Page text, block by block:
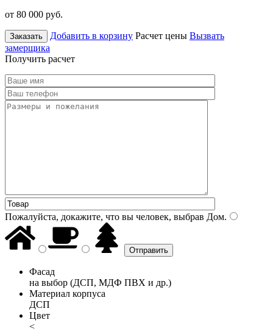
от 80 000 руб.
Заказать Добавить в корзину Расчет цены Вызвать
замерщика
Получить расчет
Пожалуйста, докажите, что вы человек, выбрав Дом.
Фасад
на выбор (ДСП, МДФ ПВХ и др.)
Материал корпуса
ДСП
Цвет
<